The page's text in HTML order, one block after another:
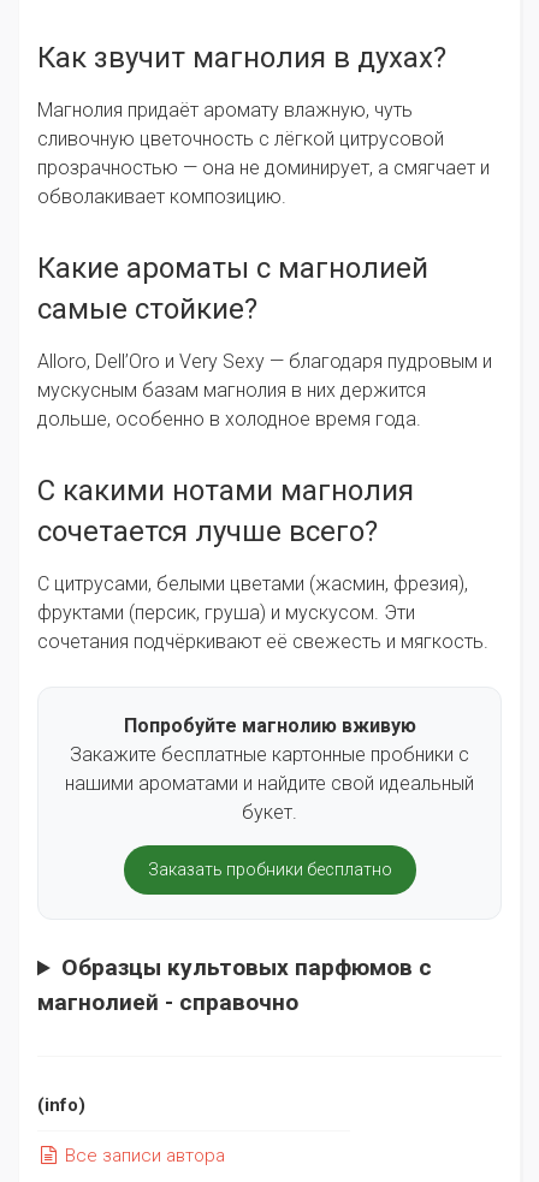
Как звучит магнолия в духах?
Магнолия придаёт аромату влажную, чуть
сливочную цветочность с лёгкой цитрусовой
прозрачностью — она не доминирует, а смягчает и
обволакивает композицию.
Какие ароматы с магнолией
самые стойкие?
Alloro, Dell’Oro и Very Sexy — благодаря пудровым и
мускусным базам магнолия в них держится
дольше, особенно в холодное время года.
С какими нотами магнолия
сочетается лучше всего?
С цитрусами, белыми цветами (жасмин, фрезия),
фруктами (персик, груша) и мускусом. Эти
сочетания подчёркивают её свежесть и мягкость.
Попробуйте магнолию вживую
Закажите бесплатные картонные пробники с
нашими ароматами и найдите свой идеальный
букет.
Заказать пробники бесплатно
Образцы культовых парфюмов с
магнолией - справочно
(info)
Все записи автора